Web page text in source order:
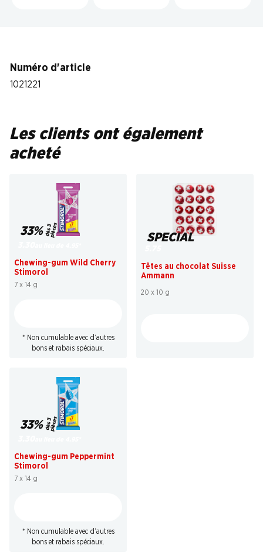
Numéro d'article
1021221
Les clients ont également
acheté
33%d
è
s
3
pi
è
c
es
Chewing-gum Wild Cherry
Stimorol
7 x 14 g
* Non cumulable avec d’autres
bons et rabais spéciaux.
SPECIAL
Têtes au chocolat Suisse
Ammann
20 x 10 g
33%d
è
s
3
pi
è
c
es
Chewing-gum Peppermint
Stimorol
7 x 14 g
* Non cumulable avec d’autres
bons et rabais spéciaux.